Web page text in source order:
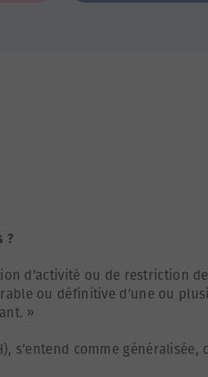
?
d’activité ou de restriction
ou définitive d’une ou
»
comme généralisée,